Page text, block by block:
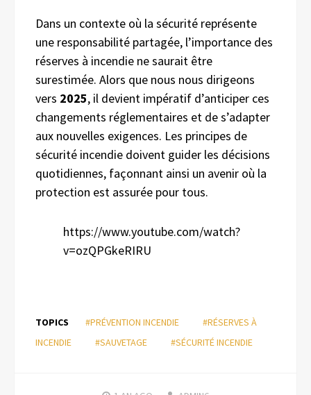
Dans un contexte où la sécurité représente
une responsabilité partagée, l’importance des
réserves à incendie ne saurait être
surestimée. Alors que nous nous dirigeons
vers 2025, il devient impératif d’anticiper ces
changements réglementaires et de s’adapter
aux nouvelles exigences. Les principes de
sécurité incendie doivent guider les décisions
quotidiennes, façonnant ainsi un avenir où la
protection est assurée pour tous.
https://www.youtube.com/watch?
v=ozQPGkeRIRU
TOPICS #PRÉVENTION INCENDIE
#RÉSERVES À
INCENDIE
#SAUVETAGE #SÉCURITÉ INCENDIE